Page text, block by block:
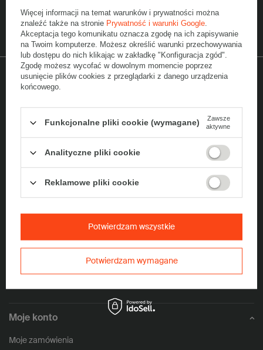
otrzymywać Newsletter z informacjami o promocjach i ofertach z
wykorzystaniem adresu e-mail. Rozwiń
Wyróżnienia
5 / 5
Moje konto
Moje zamówienia
Więcej informacji na temat warunków i prywatności można
znaleźć także na stronie Prywatność i warunki Google.
Akceptacja tego komunikatu oznacza zgodę na ich zapisywanie
na Twoim komputerze. Możesz określić warunki przechowywania
lub dostępu do nich klikając w zakładkę "Konfiguracja zgód".
Zgodę możesz wycofać w dowolnym momencie poprzez
usunięcie plików cookies z przeglądarki z danego urządzenia
końcowego.
Funkcjonalne pliki cookie (wymagane)
Zawsze
aktywne
Analityczne pliki cookie
Reklamowe pliki cookie
Potwierdzam wymagane
Potwierdzam wszystkie